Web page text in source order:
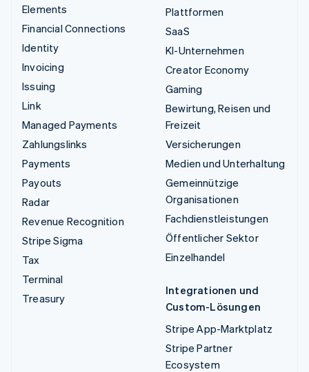
Elements
Financial Connections
Identity
Invoicing
Issuing
Link
Managed Payments
Zahlungslinks
Payments
Payouts
Radar
Revenue Recognition
Stripe Sigma
Tax
Terminal
Treasury
Plattformen
SaaS
KI-Unternehmen
Creator Economy
Gaming
Bewirtung, Reisen und
Freizeit
Versicherungen
Medien und Unterhaltung
Gemeinnützige
Organisationen
Fachdienstleistungen
Öffentlicher Sektor
Einzelhandel
Integrationen und
Custom-Lösungen
Stripe App-Marktplatz
Stripe Partner
Ecosystem